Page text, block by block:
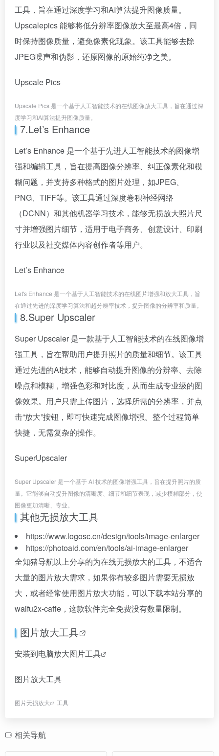
工具，旨在通过深度学习和AI算法提升图像质量。
Upscalepics 能够将低分辨率图像放大至最高4倍，同
时保持图像质量，避免像素化现象。该工具能够去除
JPEG噪声和伪影，还原图像的原始纯净之美。
Upscale Pics
Upscale Pics 是一个基于人工智能技术的在线图像放大工具，旨在通过深
度学习和AI算法提升图像质量。
7.Let’s Enhance
Let’s Enhance 是一个基于先进人工智能技术的图像增
强和编辑工具，旨在提高图像分辨率、纠正像素化和模
糊问题，并支持多种格式的图片处理，如JPEG、
PNG、TIFF等。该工具通过深度卷积神经网络
（DCNN）和其他机器学习技术，能够无损放大照片尺
寸并增强图片细节，适用于电子商务、创意设计、印刷
行业以及社交媒体内容创作者等用户。
Let’s Enhance
Let's Enhance 是一个基于人工智能技术的在线图片增强和放大工具，旨
在通过先进的深度学习算法和超分辨率技术，提升图像的分辨率和质量。
8.Super Upscaler
Super Upscaler 是一款基于人工智能技术的在线图像增
强工具，旨在帮助用户提升照片的质量和细节。该工具
通过先进的AI技术，能够自动提升图像的分辨率、去除
噪点和模糊，增强色彩和对比度，从而生成专业级的图
像效果。用户只需上传图片，选择所需的分辨率，并点
击“放大”按钮，即可快速完成图像增强。整个过程简单
快捷，无需复杂的操作。
SuperUpscaler
Super Upscaler 是一个基于 AI 技术的图像增强工具，旨在提升照片的质
量。它能够自动提升图像的清晰度、细节和细节表现，减少模糊部分，使
图像更加清晰、专业。
其他无损放大工具
https://www.logosc.cn/design/tools/image-enlarger
https://photoaid.com/en/tools/ai-image-enlarger
全知猪导航以上分享的为在线无损放大的工具，不适合
大量的图片放大需求，如果你有较多图片需要无损放
大，或者经常使用图片放大功能，可以下载本站分享的
waifu2x-caffe，这款软件完全免费没有数量限制。
图片放大工具
安装到电脑放大图片工具
图片放大工具
图片无损放大 工具
相关导航